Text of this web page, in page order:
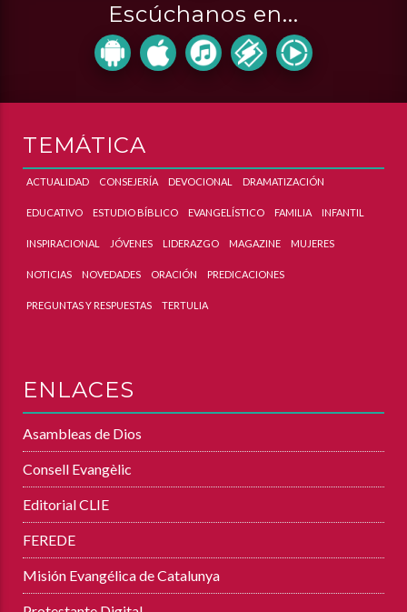
Escúchanos en...
TEMÁTICA
ACTUALIDAD CONSEJERÍA DEVOCIONAL DRAMATIZACIÓN
EDUCATIVO ESTUDIO BÍBLICO EVANGELÍSTICO FAMILIA INFANTIL
INSPIRACIONAL JÓVENES LIDERAZGO MAGAZINE MUJERES
NOTICIAS NOVEDADES ORACIÓN PREDICACIONES
PREGUNTAS Y RESPUESTAS TERTULIA
ENLACES
Asambleas de Dios
Consell Evangèlic
Editorial CLIE
FEREDE
Misión Evangélica de Catalunya